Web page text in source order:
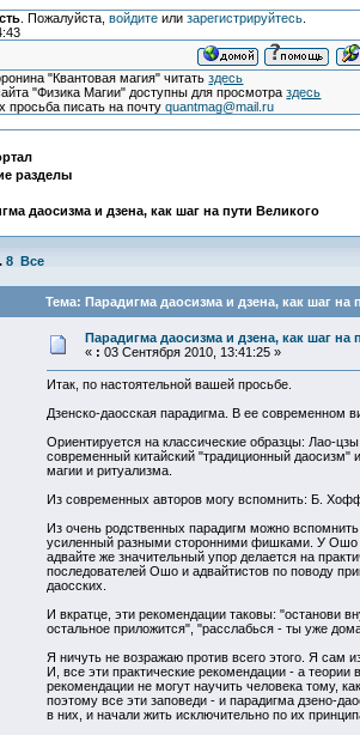
. Пожалуйста, войдитеили зарегистрируйтесь.
"Квантовая магия" читатьздесь
"Физика Магии" доступны для просмотраздесь
просьба писать на почтуquantmag@mail.ru
разделы
даосизма и дзена, как шаг на пути Великого
8 Все
Тема: Парадигма даосизма и дзена, как шаг
Парадигма даосизма и дзена, как шаг на
« : 03 Сентября 2010, 13:41:25 »
Итак, по настоятельной вашей просьбе.
Дзенско-даосская парадигма. В ее современном
Ориентируется на классические образцы: Лао-
современный китайский "традиционный даосизм"
магии и ритуализма.
Из современных авторов могу вспомнить: Б.
Из очень родственных парадигм можно
усиленный разными сторонними фишками. У Ошо
адвайте же значительный упор делается на
последователей Ошо и адвайтистов по поводу
даосских.
И вкратце, эти рекомендации таковы: "останови
остальное приложится", "расслабься - ты уже
Я ничуть не возражаю против всего этого. Я сам
И, все эти практические рекомендации - а теории
рекомендации не могут научить человека тому,
поэтому все эти заповеди - и парадигма дзено-
в них, и начали жить исключительно по их